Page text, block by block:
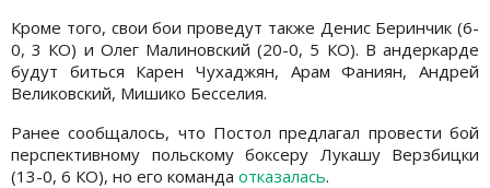
Кроме того, свои бои проведут также Денис Беринчик (6-
0, 3 КО) и Олег Малиновский (20-0, 5 КО). В андеркарде
будут биться Карен Чухаджян, Арам Фаниян, Андрей
Великовский, Мишико Бесселия.
Ранее сообщалось, что Постол предлагал провести бой
перспективному польскому боксеру Лукашу Верзбицки
(13-0, 6 КО), но его команда отказалась.